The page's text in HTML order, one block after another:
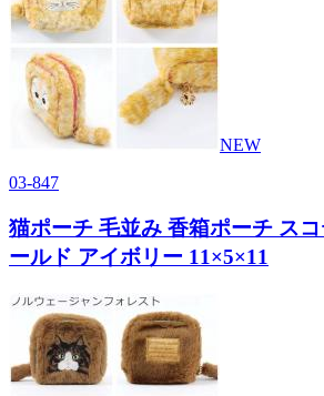
NEW
03-847
猫ポーチ 毛並み 香箱ポーチ ス
ールド アイボリー 11×5×11